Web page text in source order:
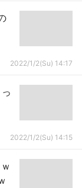
2022/1/2(Su) 14:17
2022/1/2(Su) 14:15